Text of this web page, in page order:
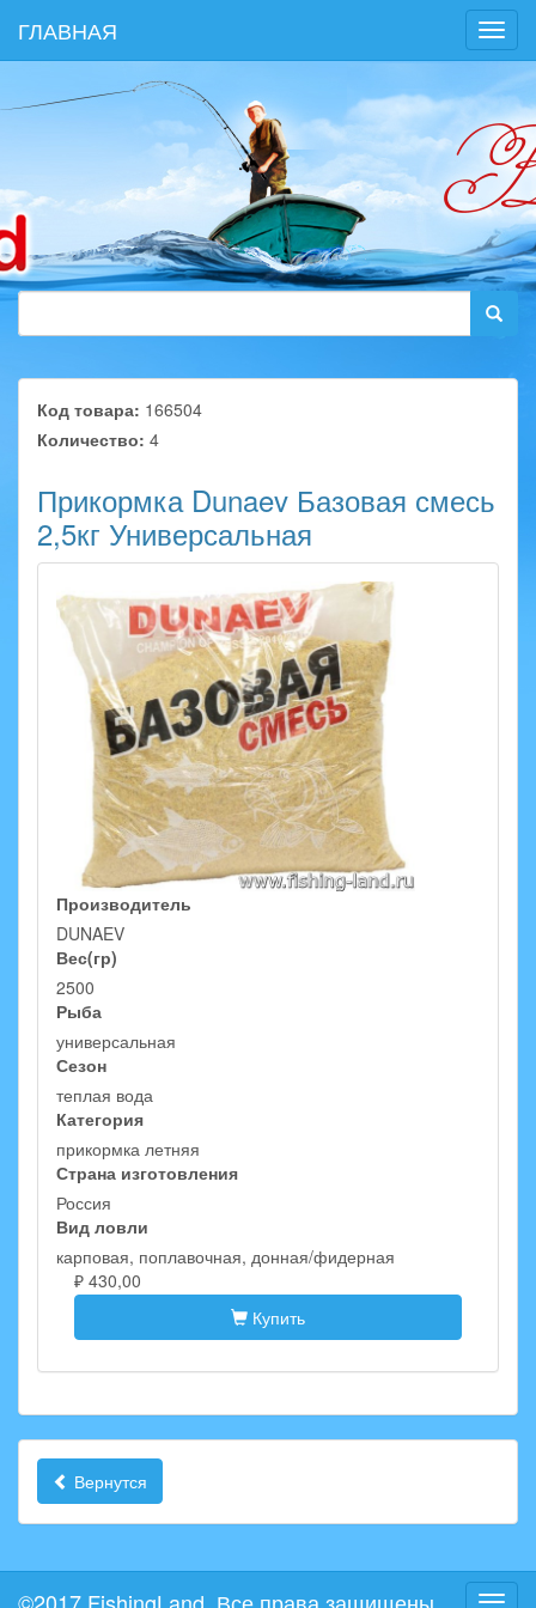
ГЛАВНАЯ
Код товара: 166504
Количество: 4
Прикормка Dunaev Базовая смесь
2,5кг Универсальная
Производитель
DUNAEV
Вес(гр)
2500
Рыба
универсальная
Сезон
теплая вода
Категория
прикормка летняя
Страна изготовления
Россия
Вид ловли
карповая, поплавочная, донная/фидерная
₽ 430,00
Купить
Вернутся